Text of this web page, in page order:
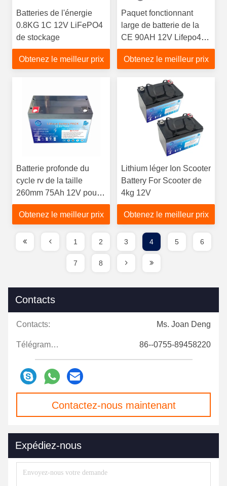
Batteries de l'énergie
0.8KG 1C 12V LiFePO4
de stockage
Obtenez le meilleur prix
Paquet fonctionnant
large de batterie de la
CE 90AH 12V Lifepo4
de la température
Obtenez le meilleur prix
Batterie profonde du
cycle rv de la taille
260mm 75Ah 12V pour
le rv
Obtenez le meilleur prix
Lithium léger Ion Scooter
Battery For Scooter de
4kg 12V
Obtenez le meilleur prix
1 2 3 4 5 6
7 8
Contacts
Contacts: Ms. Joan Deng
Télégramme: 86--0755-89458220
Contactez-nous maintenant
Expédiez-nous